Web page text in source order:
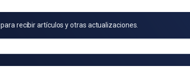
para recibir artículos y otras actualizaciones.